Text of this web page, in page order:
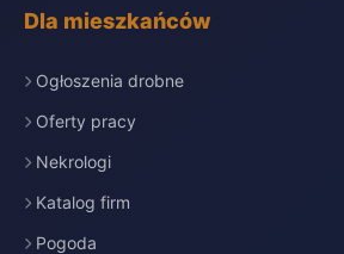
Dla mieszkańców
Ogłoszenia drobne
Oferty pracy
Nekrologi
Katalog firm
Pogoda